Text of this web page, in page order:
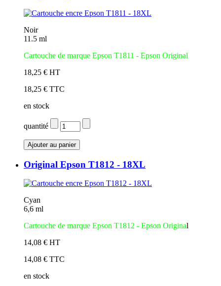
Noir
11.5 ml
Cartouche de marque Epson T1811 - Epson Original
18,25 € HT
18,25 € TTC
en stock
quantité
Original Epson T1812 - 18XL
Cyan
6,6 ml
Cartouche de marque Epson T1812 - Epson Original
14,08 € HT
14,08 € TTC
en stock